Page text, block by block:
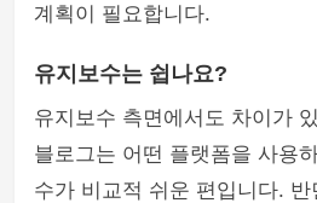
계획이 필요합니다.
유지보수는 쉽나요?
유지보수 측면에서도 차이가
블로그는 어떤 플랫폼을 사용
수가 비교적 쉬운 편입니다.